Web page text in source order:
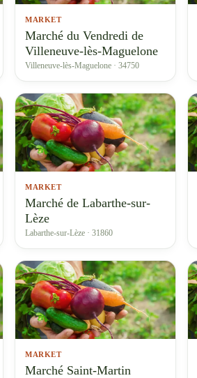
MARKET
Marché du Vendredi de
Villeneuve-lès-Maguelone
Villeneuve-lès-Maguelone · 34750
MARKET
Marché de Labarthe-sur-
Lèze
Labarthe-sur-Lèze · 31860
MARKET
Marché Saint-Martin